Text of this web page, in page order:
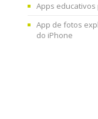
Apps
App de fotos
do iPhone